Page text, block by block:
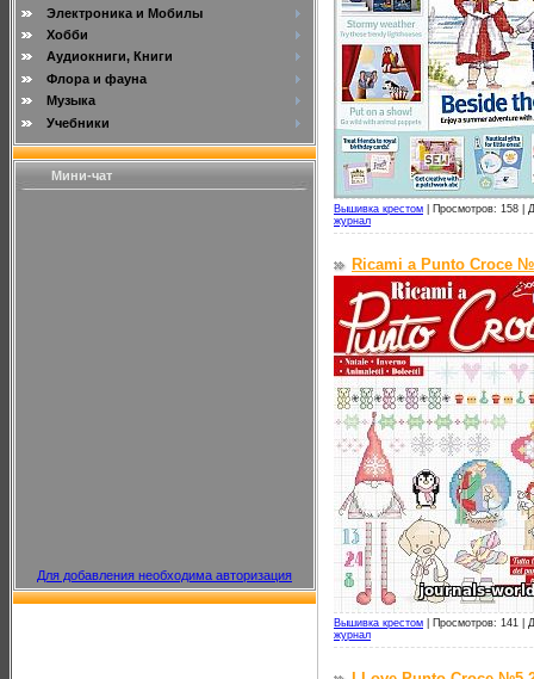
Электроника и Мобилы
Хобби
Аудиокниги, Книги
Флора и фауна
Музыка
Учебники
Мини-чат
Для добавления необходима авторизация
Вышивка крестом Просмотров: 158 |
журнал
Ricami a Punto Croce
Вышивка крестом Просмотров: 141 |
журнал